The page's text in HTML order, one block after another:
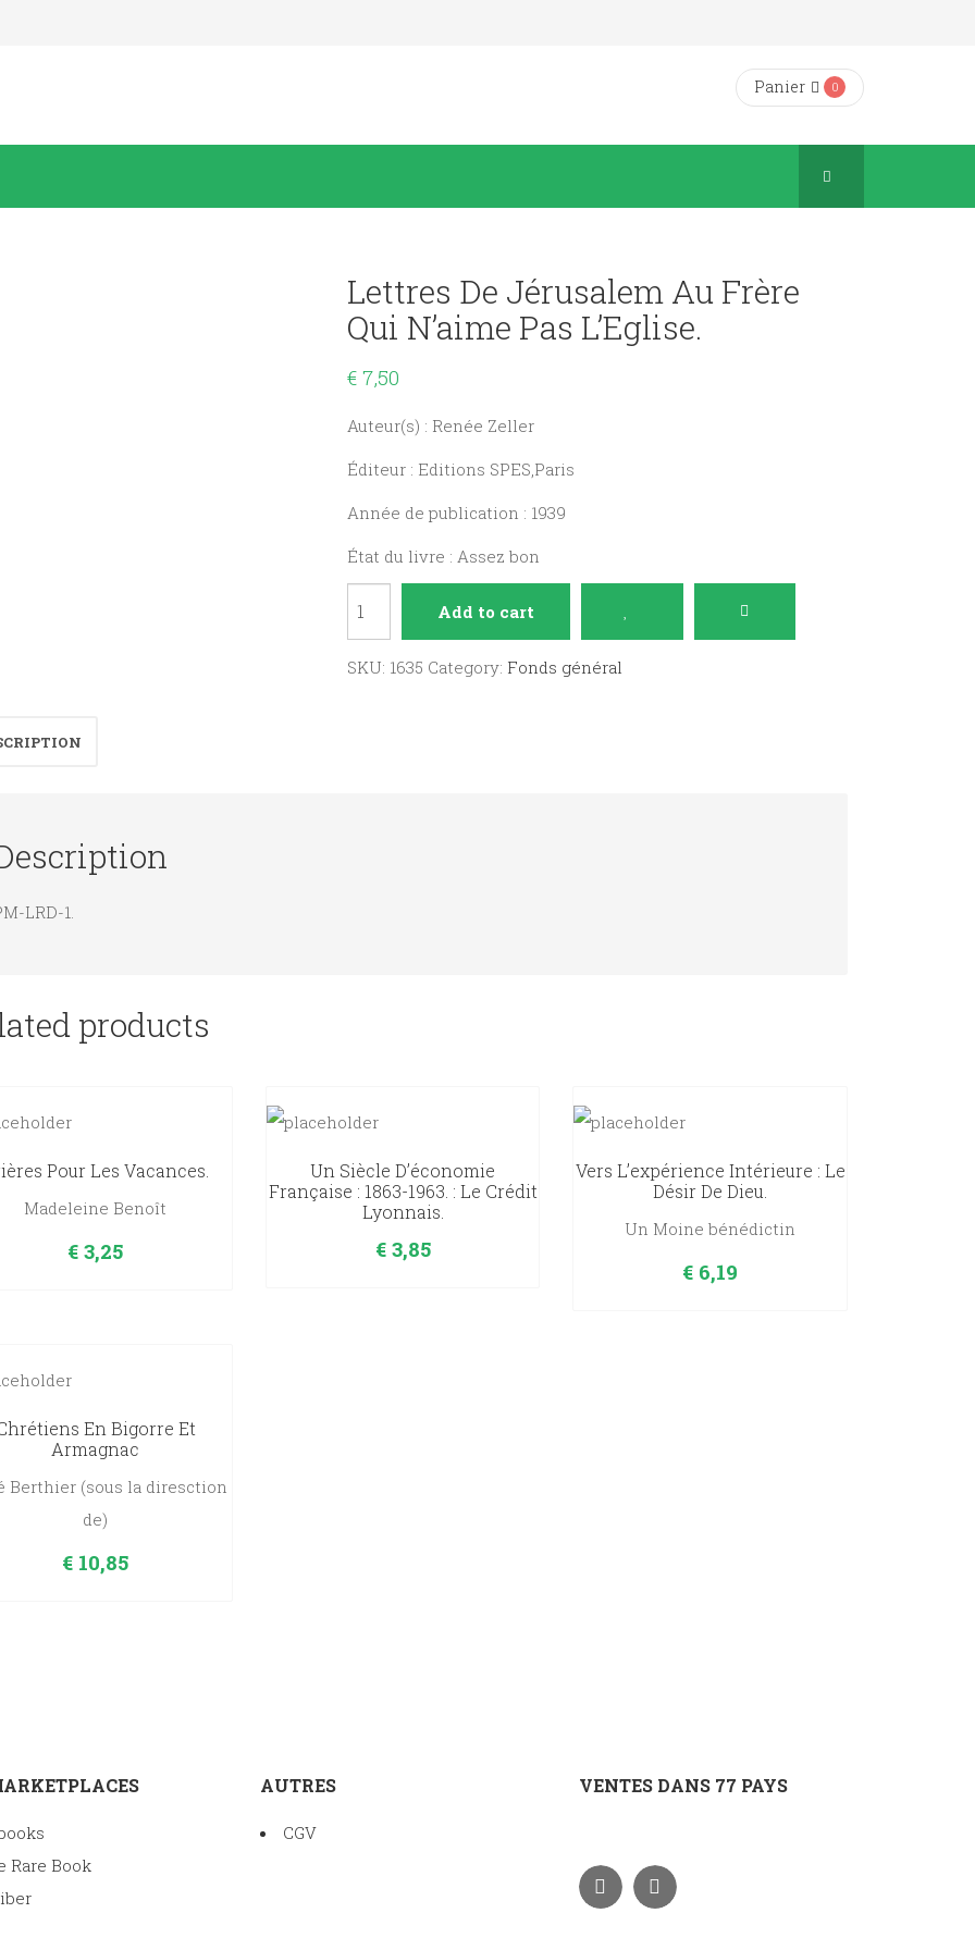
Panier 0
Lettres De Jérusalem Au Frère
Qui N’aime Pas L’Eglise.
€ 7,50
Auteur(s) : Renée Zeller
Éditeur : Editions SPES,Paris
Année de publication : 1939
État du livre : Assez bon
Jérusalem
Add to cart
SKU: 1635 Category: Fonds général
LRD-1.
products
Pour Les Vacances.
Madeleine Benoît
€ 3,25
Un Siècle D’économie
Française : 1863-1963. : Le Crédit
Lyonnais.
€3,85
Vers L’expérience Intérieure : Le
Désir De Dieu.
Un Moine bénédictin
€ 6,19
En Bigorre Et
Armagnac
Berthier (sous la diresction
de)
€ 10,85
Rare Book
AUTRES
CGV
VENTES DANS 77 PAYS